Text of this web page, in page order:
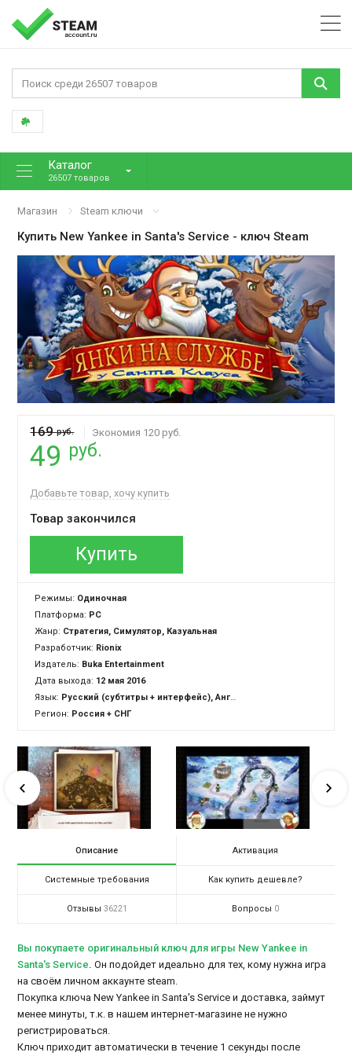
Каталог
26507 товаров
Магазин Steam ключи
Купить New Yankee in Santa's Service - ключ Steam
169руб. Экономия 120 руб.
49 руб.
Добавьте товар, хочу купить
Товар закончился
Купить
Режимы: Одиночная
Платформа: PC
Жанр: Стратегия, Симулятор, Казуальная
Разработчик: Rionix
Издатель: Buka Entertainment
Дата выхода: 12 мая 2016
Язык: Русский (субтитры + интерфейс), Английский (субтитры + интерфейс)
Регион: Россия + СНГ
Описание Активация
Системные требования Как купить дешевле?
Отзывы 36221 Вопросы 0
Вы покупаете оригинальный ключ для игры New Yankee in
Santa's Service. Он подойдет идеально для тех, кому нужна игра
на своём личном аккаунте steam.
Покупка ключа New Yankee in Santa's Service и доставка, займут
менее минуты, т.к. в нашем интернет-магазине не нужно
регистрироваться.
Ключ приходит автоматически в течение 1 секунды после